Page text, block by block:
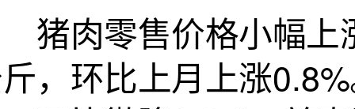
零售价格小幅上涨
，环比上月上涨